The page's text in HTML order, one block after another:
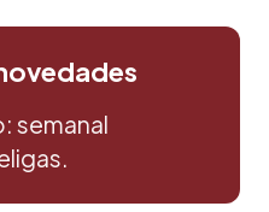
semanal